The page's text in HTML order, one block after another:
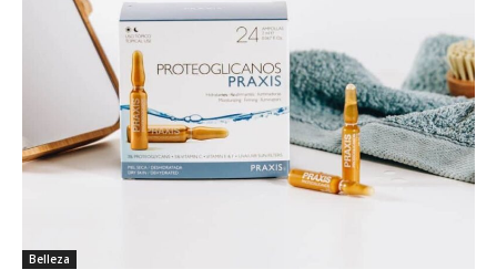
Belleza